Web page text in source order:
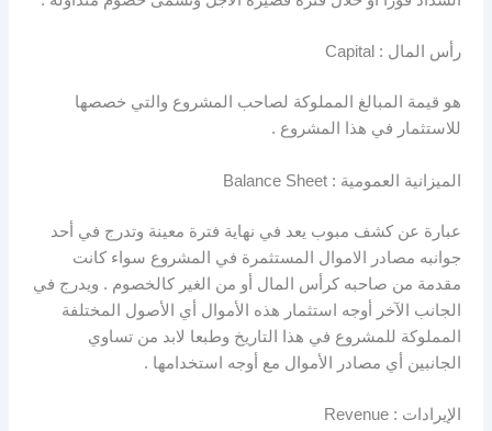
رأس المال : Capital
هو قيمة المبالغ المملوكة لصاحب المشروع والتي خصصها
للاستثمار في هذا المشروع .
الميزانية العمومية : Balance Sheet
عبارة عن كشف مبوب يعد في نهاية فترة معينة وتدرج في أحد
جوانبه مصادر الاموال المستثمرة في المشروع سواء كانت
مقدمة من صاحبه كرأس المال أو من الغير كالخصوم . ويدرج في
الجانب الآخر أوجه استثمار هذه الأموال أي الأصول المختلفة
المملوكة للمشروع في هذا التاريخ وطبعا لابد من تساوي
الجانبين أي مصادر الأموال مع أوجه استخدامها .
الإيرادات : Revenue